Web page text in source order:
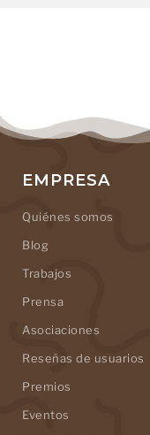
EMPRESA
Quiénes somos
Blog
Trabajos
Prensa
Asociaciones
Reseñas de usuarios
Premios
Eventos